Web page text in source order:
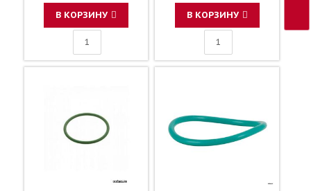
В КОРЗИНУ В КОРЗИНУ